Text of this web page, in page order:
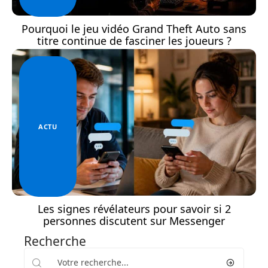
Pourquoi le jeu vidéo Grand Theft Auto sans
titre continue de fasciner les joueurs ?
ACTU
Les signes révélateurs pour savoir si 2
personnes discutent sur Messenger
Recherche